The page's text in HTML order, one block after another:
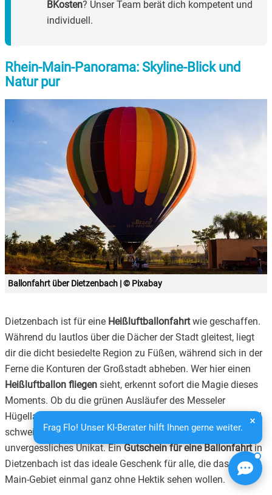
BKosten? Unser Team berät dich kompetent und
individuell.
Rhein-Main-Panorama: Skyline-Blick und
Natur pur
Ballonfahrt über Dietzenbach | © Pixabay
Dietzenbach ist für eine Heißluftballonfahrtwie geschaffen.
Während du lautlos über die Dächer der Stadt gleitest, liegt
dir die dicht besiedelte Region zu Füßen, während sich in der
Ferne die Konturen der Großstadt abheben. Wer hier einen
Heißluftballon fliegen sieht, erkennt sofort die Magie dieses
Moments. Ob du die grünen Ausläufer des Messeler
Hügellandes passierst oder den Blick weit über das Kinzigtal
schweifen lässt – jede Fahrt mit dem Heißluftballonist ein
unvergessliches Unikat. EinGutschein für eine Ballonfahrtin
Dietzenbach ist das ideale Geschenk für alle, die das Rhein-
Main-Gebiet einmal ganz ohne Hektik sehen wollen.
Frag Flo! Unser KI-Berater hilft Ihnen gerne weiter.